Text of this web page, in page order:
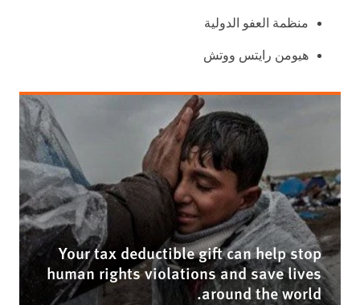
منظمة العفو الدولية
هيومن رايتس ووتش
Your tax deductible gift can help stop
human rights violations and save lives
around the world.